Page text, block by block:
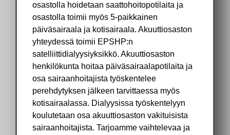
osastolla hoidetaan saattohoitopotilaita ja
osastolla toimii myös 5-paikkainen
päiväsairaala ja kotisairaala. Akuuttiosaston
yhteydessä toimii EPSHP:n
satelliittidialyysiyksikkö. Akuuttiosaston
henkilökunta hoitaa päiväsairaalapotilaita ja
osa sairaanhoitajista työskentelee
perehdytyksen jälkeen tarvittaessa myös
kotisairaalassa. Dialyysissa työskentelyyn
koulutetaan osa akuuttiosaston vakituisista
sairaanhoitajista. Tarjoamme vaihtelevaa ja